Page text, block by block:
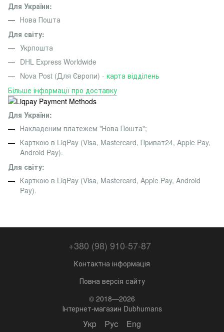
Для України:
Нова Пошта
Для світу:
Укрпошта
DHL Express Worldwide
Nova Post (Для Європи) - карта відділень
Більше інформації про доставку
Для України:
Накладеним платежем "Нова Пошта";
Карткою в LiqPay (Visa, Mastercard, Приват24, Apple Pay,
Android Pay).
Для світу:
Карткою в LiqPay (Visa, Mastercard, Apple Pay, Android
Pay).
+380 (98) 910-57-87
Контактна інформація
Повна версія сайту
© 2018—2026
Інтернет-магазин Dubhumans
Укр Рус Eng